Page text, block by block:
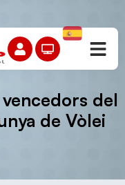
del
de Vòlei